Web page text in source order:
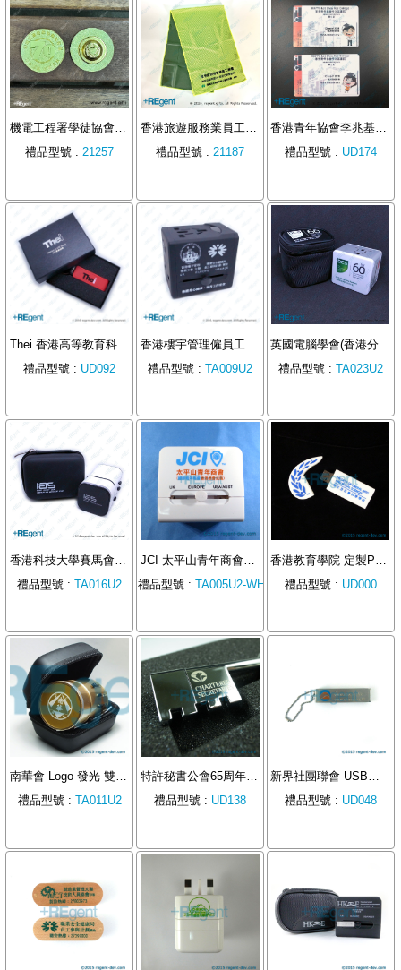
機電工程署學徒協會70週年紀念章
禮品型號 :21257
香港旅遊服務業員工總會訂製運動冰巾
禮品型號 : 21187
香港青年協會李兆基書院
禮品型號 : UD174
Thei 香港高等教育科技學院 訂製PU USB手指禮品
禮品型號 : UD092
禮品型號 : TA009U2
禮品型號 : TA023U2
香港科技大學賽馬會高等研究院
禮品型號 :
TA016U2
JCI 太平山青年商會訂製雙USB插頭旅行插頭轉換器
禮品型號 :
TA005U2-WH
香港教育學院 定製PVC USB手指
禮品型號 : UD000
南華會 Logo 發光 雙USB旅行轉換器
禮品型號 :
TA011U2
特許秘書公會65周年紀念品 - 鎖匙型USB手指
禮品型號 : UD138
新界社團聯會 USB手指
禮品型號 : UD048